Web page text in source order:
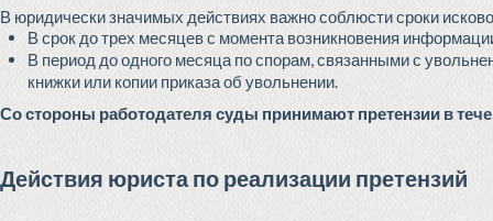
В юридически значимых действиях важно соблюсти сроки
В срок до трех месяцев с момента возникновения
В период до одного месяца по спорам, связанными с
книжки или копии приказа об увольнении.
Со стороны работодателя суды принимают претензии в
Действия юриста по реализации претензий